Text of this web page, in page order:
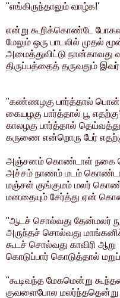
"எங்கிருந்தாலும் வாழ்க!'
என்று கூறிக்கொண்டே
மேலும் ஒரு பாடலில் முதல்
அமைத்துவிட்டு நான்காவது
திருப்பத்தைத் தருவதும்
"கண்ணழகு பார்த்தால் பொன்
கையழகு பார்த்தால் பூ
காலழகு பார்த்தால்
கருணை என்றொரு பேர்
அஞ்சனம் கொண்டாள் நகை
அச்சம் நாணம் மடம்
மஞ்சள் குங்குமம் மலர்
மனதையும் சேர்த்து ஏன்
"ஆடச் சொல்வது தேன்மலர்
அருந்தச் சொல்வது
கூடச் சொல்வது காவிரி ஆறு
கொடுப்பார் கொடுத்தால்
"கூடிவந்த மேகமென்று
குவளைபோல